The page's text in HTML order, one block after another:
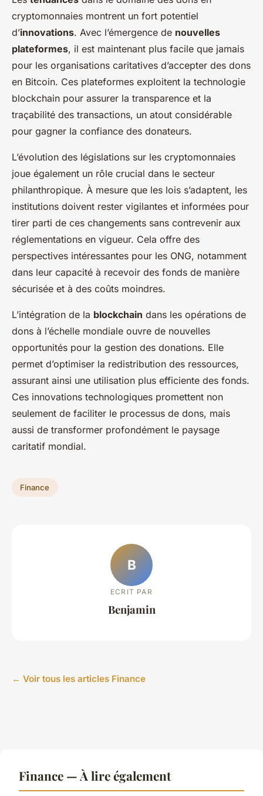
cryptomonnaies montrent un fort potentiel
d’innovations. Avec l’émergence de nouvelles
plateformes, il est maintenant plus facile que jamais
pour les organisations caritatives d’accepter des dons
en Bitcoin. Ces plateformes exploitent la technologie
blockchain pour assurer la transparence et la
traçabilité des transactions, un atout considérable
pour gagner la confiance des donateurs.
L’évolution des législations sur les cryptomonnaies
joue également un rôle crucial dans le secteur
philanthropique. À mesure que les lois s’adaptent, les
institutions doivent rester vigilantes et informées pour
tirer parti de ces changements sans contrevenir aux
réglementations en vigueur. Cela offre des
perspectives intéressantes pour les ONG, notamment
dans leur capacité à recevoir des fonds de manière
sécurisée et à des coûts moindres.
L’intégration de la blockchain dans les opérations de
dons à l’échelle mondiale ouvre de nouvelles
opportunités pour la gestion des donations. Elle
permet d’optimiser la redistribution des ressources,
assurant ainsi une utilisation plus efficiente des fonds.
Ces innovations technologiques promettent non
seulement de faciliter le processus de dons, mais
aussi de transformer profondément le paysage
caritatif mondial.
Finance
B
ECRIT PAR
Benjamin
← Voir tous les articles Finance
Finance — À lire également